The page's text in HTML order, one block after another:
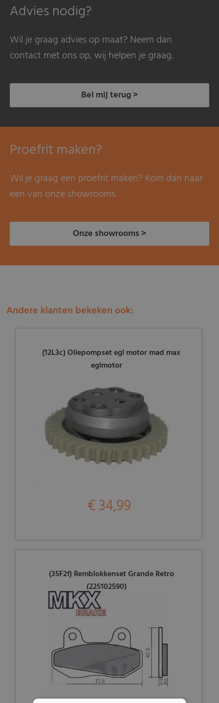
Advies nodig?
Wil je graag advies op maat? Neem dan
contact met ons op, wij helpen je graag.
Bel mij terug >
Proefrit maken?
Wil je graag een proefrit maken? Kom dan naar
een van onze showrooms.
Onze showrooms >
Andere klanten bekeken ook:
(12L3c) Oliepompset egl motor mad max
eglmotor
€ 34,99
(35F2f) Remblokkenset Grande Retro
(225102590)